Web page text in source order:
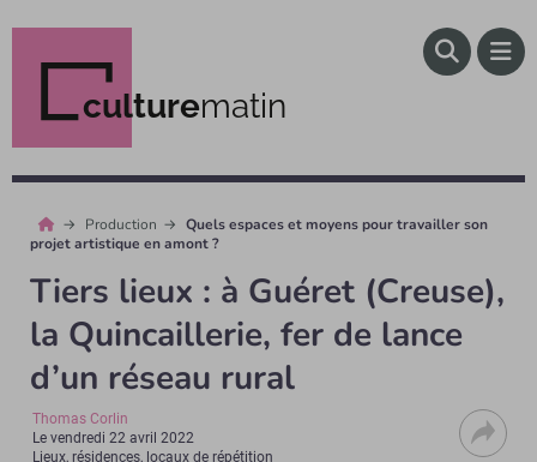
culturematin
Production
Quels espaces et moyens pour travailler son
projet artistique en amont ?
Tiers lieux : à Guéret (Creuse),
la Quincaillerie, fer de lance
d’un réseau rural
Thomas Corlin
Levendredi 22 avril 2022
Lieux, résidences, locaux de répétition